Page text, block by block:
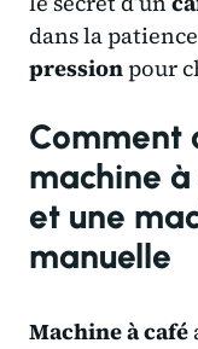
dans la
pressionpour
Comment
machine
et une
manuelle
Machine à café